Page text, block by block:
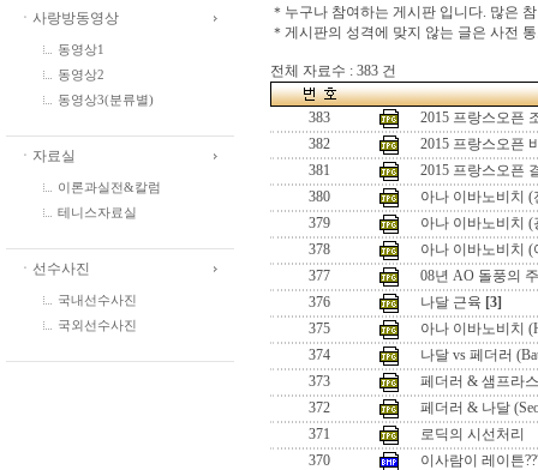
ㆍ사랑방동영상
동영상1
동영상2
동영상3(분류별)
ㆍ자료실
이론과실전&칼럼
테니스자료실
ㆍ선수사진
국내선수사진
국외선수사진
＊누구나 참여하는 게시판 입니다. 많은
＊게시판의 성격에 맞지 않는 글은 사전
전체 자료수 : 383 건
383
2015 프랑스오픈
382
2015 프랑스오픈
381
2015 프랑스오픈
380
아나 이바노비치 (
379
아나 이바노비치
378
아나 이바노비치 (
377
08년 AO 돌풍의
376
나달 근육 [3]
375
아나 이바노비치
374
나달 vs 페더러
373
페더러 & 샘프라
372
페더러 & 나달
371
로딕의 시선처리
370
이사람이 레이튼